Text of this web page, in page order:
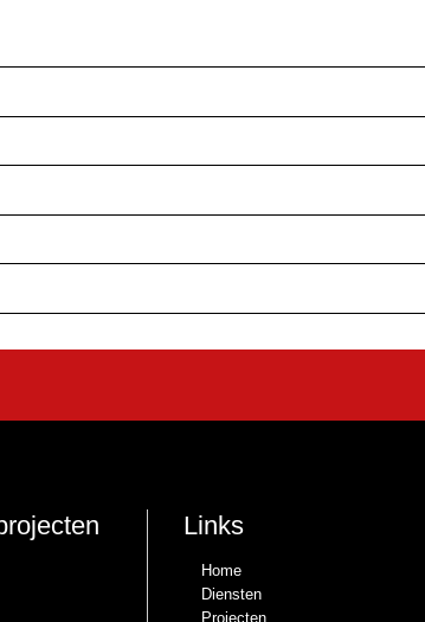
Links
Home
Diensten
Projecten